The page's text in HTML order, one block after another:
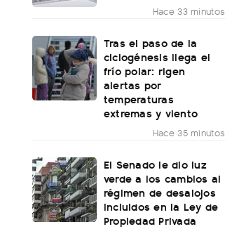
Hace 33 minutos
Tras el paso de la
ciclogénesis llega el
frío polar: rigen
alertas por
temperaturas
extremas y viento
Hace 35 minutos
El Senado le dio luz
verde a los cambios al
régimen de desalojos
incluidos en la Ley de
Propiedad Privada